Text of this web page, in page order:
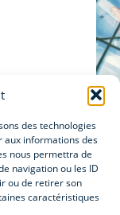
des technologies
aux informations des
nous permettra de
navigation ou les ID
ou de retirer son
caractéristiques